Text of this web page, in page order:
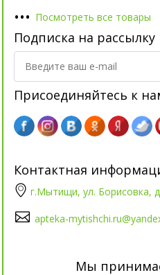
••• Посмотреть все товары
Подписка на рассылку
Присоединяйтесь к
Контактная
г.Мытищи, ул. Борисовка,
apteka-
Мы